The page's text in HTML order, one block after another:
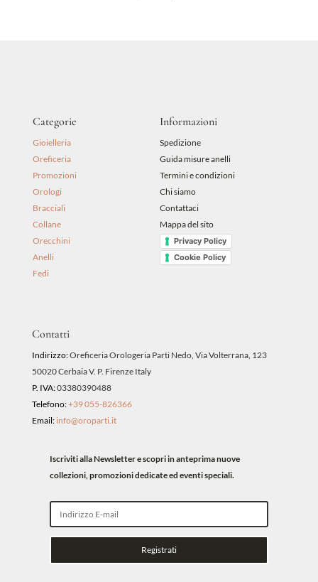
Categorie
Gioielleria
Oreficeria
Promozioni
Orologi
Bracciali
Collane
Orecchini
Anelli
Fedi
Informazioni
Spedizione
Guida misure anelli
Termini e condizioni
Chi siamo
Contattaci
Mappa del sito
Privacy Policy
Cookie Policy
Contatti
Indirizzo:Oreficeria Orologeria Parti Nedo, Via Volterrana, 123
50020 Cerbaia V. P. Firenze Italy
P. IVA:03380390488
Telefono:+39 055-826366
Email: info@oroparti.it
Iscriviti alla Newsletter e scopri in anteprima nuove
collezioni, promozioni dedicate ed eventi speciali.
Registrati